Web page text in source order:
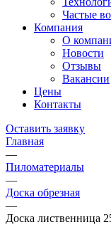
Частые
Компания
О
Новости
Отзывы
Вакансии
Цены
Контакты
Оставить заявку
Главная
—
Пиломатериалы
—
Доска обрезная
—
Доска лиственница